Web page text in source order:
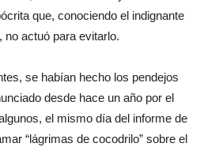
que, conociendo el indignante
no actuó para evitarlo.
se habían hecho los pendejos
desde hace un año por el
el mismo día del informe de
“lágrimas de cocodrilo” sobre el